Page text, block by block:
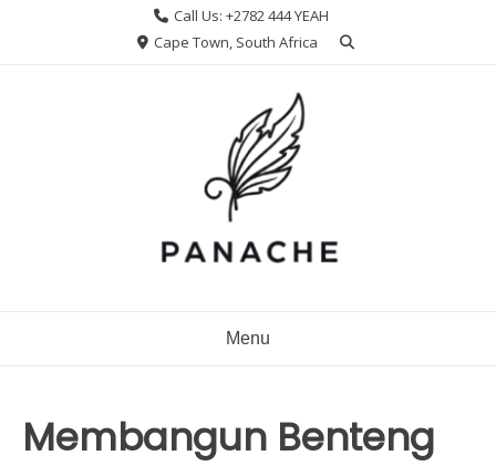
Call Us: +2782 444 YEAH
Cape Town, South Africa
Menu
Membangun Benteng